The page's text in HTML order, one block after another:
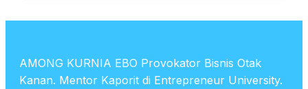
AMONG KURNIA EBO Provokator Bisnis Otak
Kanan. Mentor Kaporit di Entrepreneur University.